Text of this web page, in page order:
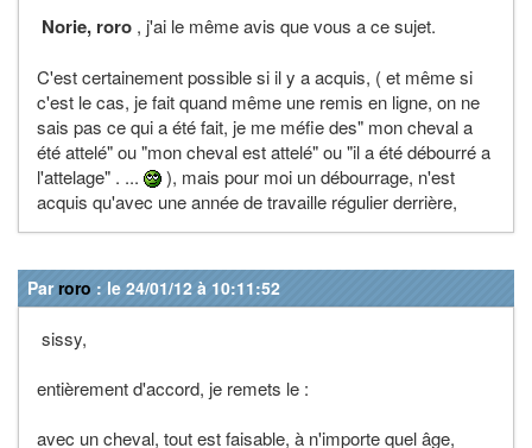
Norie, roro , j'ai le même avis que vous a ce sujet.
C'est certainement possible si il y a acquis, ( et même si
c'est le cas, je fait quand même une remis en ligne, on ne
sais pas ce qui a été fait, je me méfie des" mon cheval a
été attelé" ou "mon cheval est attelé" ou "il a été débourré a
l'attelage" . ...
), mais pour moi un débourrage, n'est
acquis qu'avec une année de travaille régulier derrière,
Parroro : le 24/01/12 à 10:11:52
sissy,
entièrement d'accord, je remets le :
avec un cheval, tout est faisable, à n'importe quel âge,